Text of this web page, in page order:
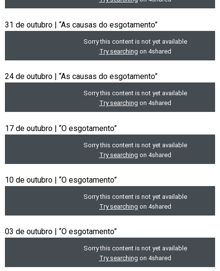
31 de outubro | “As causas do esgotamento”
24 de outubro | “As causas do esgotamento”
17 de outubro | “O esgotamento”
10 de outubro | “O esgotamento”
03 de outubro | “O esgotamento”